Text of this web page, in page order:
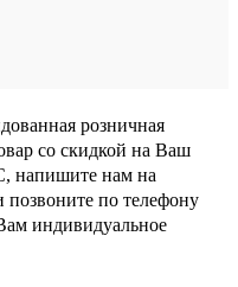
розничная
со скидкой на Ваш
напишите нам на
позвоните по телефону
индивидуальное